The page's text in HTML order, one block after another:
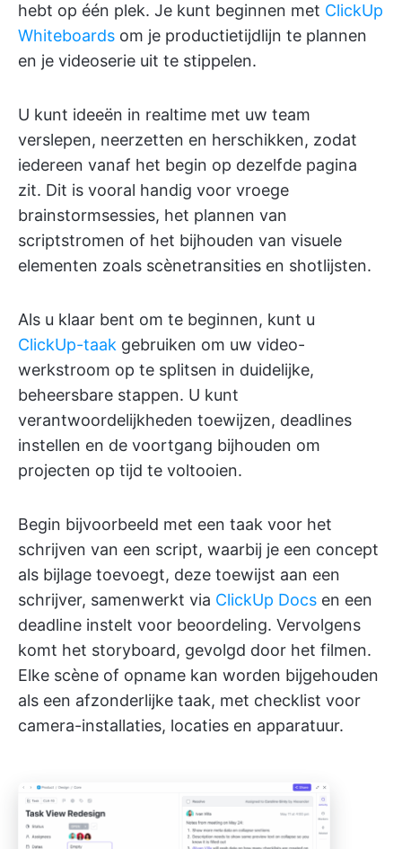
hebt op één plek. Je kunt beginnen met ClickUp
Whiteboards om je productietijdlijn te plannen
en je videoserie uit te stippelen.
U kunt ideeën in realtime met uw team
verslepen, neerzetten en herschikken, zodat
iedereen vanaf het begin op dezelfde pagina
zit. Dit is vooral handig voor vroege
brainstormsessies, het plannen van
scriptstromen of het bijhouden van visuele
elementen zoals scènetransities en shotlijsten.
Als u klaar bent om te beginnen, kunt u
ClickUp-taak gebruiken om uw video-
werkstroom op te splitsen in duidelijke,
beheersbare stappen. U kunt
verantwoordelijkheden toewijzen, deadlines
instellen en de voortgang bijhouden om
projecten op tijd te voltooien.
Begin bijvoorbeeld met een taak voor het
schrijven van een script, waarbij je een concept
als bijlage toevoegt, deze toewijst aan een
schrijver, samenwerkt via ClickUp Docs en een
deadline instelt voor beoordeling. Vervolgens
komt het storyboard, gevolgd door het filmen.
Elke scène of opname kan worden bijgehouden
als een afzonderlijke taak, met checklist voor
camera-installaties, locaties en apparatuur.